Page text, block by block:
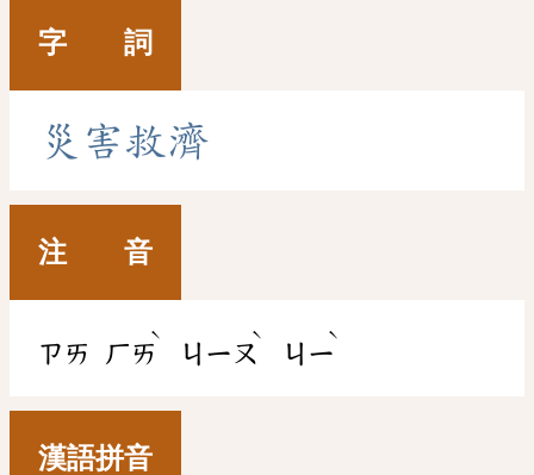
字 詞
災 害救濟
注 音
ㄗㄞ ㄏㄞ
ˋ
ㄐㄧㄡ
ˋ
ㄐㄧ
ˋ
漢語拼音